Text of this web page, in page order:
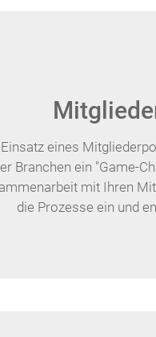
eines
Branchen ein "Game-
mit Ihren
die Prozesse ein und